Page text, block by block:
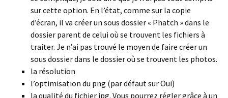
sur cette option. En l’état, comme sur la copie
d’écran, il va créer un sous dossier « Phatch » dans le
dossier parent de celui où se trouvent les fichiers à
traiter. Je n’ai pas trouvé le moyen de faire créer un
sous dossier dans le dossier où se trouvent les photos.
la résolution
l’optimisation du png (par défaut sur Oui)
la qualité du fichier jpg. Vous pourrez régler grâce à un